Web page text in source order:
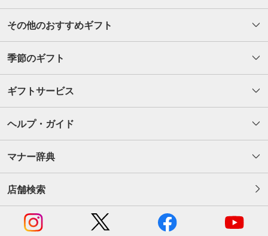
その他のおすすめギフト
季節のギフト
ギフトサービス
ヘルプ・ガイド
マナー辞典
店舗検索